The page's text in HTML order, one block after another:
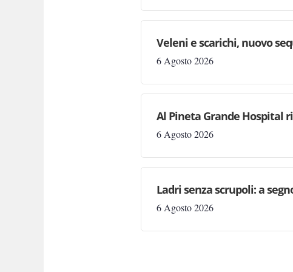
Veleni e scarichi, nuovo
6 Agosto 2026
Al Pineta Grande Hospital
6 Agosto 2026
Ladri senza scrupoli: a
6 Agosto 2026